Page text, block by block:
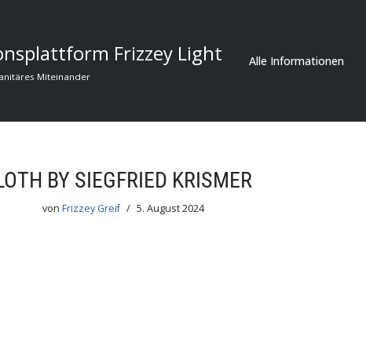
Frizzey Light
Miteinander
Alle Informationen
BY SIEGFRIED KRISMER
von Frizzey Greif 5. August 2024